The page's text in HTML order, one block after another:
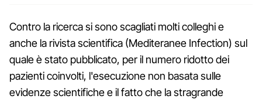
Contro la ricerca si sono scagliati molti colleghi e
anche la rivista scientifica (Mediteranee Infection) sul
quale è stato pubblicato, per il numero ridotto dei
pazienti coinvolti, l'esecuzione non basata sulle
evidenze scientifiche e il fatto che la stragrande